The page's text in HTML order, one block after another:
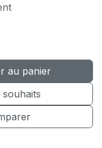
au panier